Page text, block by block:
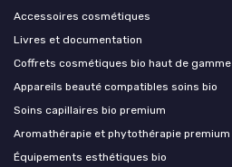
Accessoires cosmétiques
Livres et documentation
Coffrets cosmétiques bio haut de gamme
Appareils beauté compatibles soins bio
Soins capillaires bio premium
Aromathérapie et phytothérapie premium
Équipements esthétiques bio